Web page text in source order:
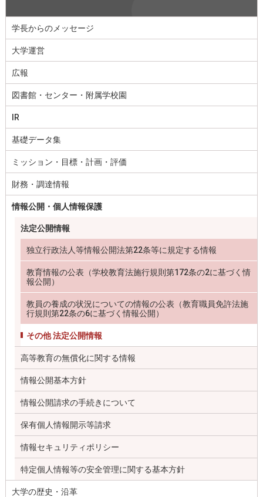
学長からのメッセージ
大学運営
広報
図書館・センター・附属学校園
IR
基礎データ集
ミッション・目標・計画・評価
財務・調達情報
情報公開・個人情報保護
法定公開情報
独立行政法人等情報公開法第22条等に規定する情報
教育情報の公表（学校教育法施行規則第172条の2に基づく情
報公開）
教員の養成の状況についての情報の公表（教育職員免許法施
行規則第22条の6に基づく情報公開）
その他 法定公開情報
高等教育の無償化に関する情報
情報公開基本方針
情報公開請求の手続きについて
保有個人情報開示等請求
情報セキュリティポリシー
特定個人情報等の安全管理に関する基本方針
大学の歴史・沿革